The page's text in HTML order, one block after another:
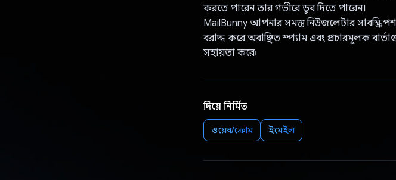
করতে পারেন তার গভীরে ডুব দিতে পারেন।
MailBunny আপনার সমস্ত নিউজলেটার
বরাদ্দ করে অবাঞ্ছিত স্প্যাম এবং প্রচারমূলক
সহায়তা করে৷
দিয়ে নির্মিত
ওয়েব/ক্রোম ইমেইল